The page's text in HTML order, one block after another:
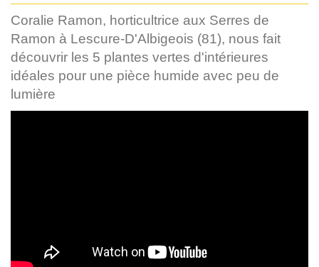
Coralie Ramon, horticultrice aux Serres de
Ramon à Lescure-D'Albigeois (81), nous fait
découvrir les 5 plantes vertes d'intérieures
idéales pour une pièce humide avec peu de
lumière